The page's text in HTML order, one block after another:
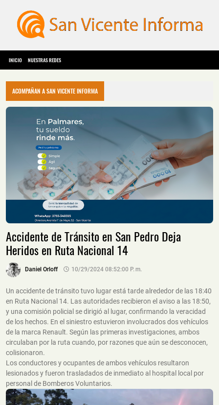
INICIO NUESTRAS REDES
ACOMPAÑAN A SAN VICENTE INFORMA
Accidente de Tránsito en San Pedro Deja
Heridos en Ruta Nacional 14
Daniel Orloff 10/29/2024 08:52:00 P. M.
Un accidente de tránsito tuvo lugar está tarde alrededor de las 18:40
en Ruta Nacional 14. Las autoridades recibieron el aviso a las 18:50,
y una comisión policial se dirigió al lugar, confirmando la veracidad
de los hechos. En el siniestro estuvieron involucrados dos vehículos
de la marca Renault. Según las primeras investigaciones, ambos
circulaban por la ruta cuando, por razones que aún se desconocen,
colisionaron.
Los conductores y ocupantes de ambos vehículos resultaron
lesionados y fueron trasladados de inmediato al hospital local por
personal de Bomberos Voluntarios.